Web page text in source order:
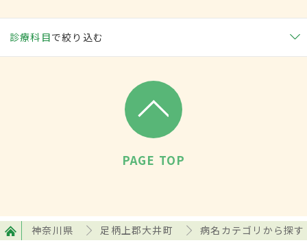
診療科目で絞り込む
PAGE TOP
神奈川県 足柄上郡大井町 病名カテゴリから探す